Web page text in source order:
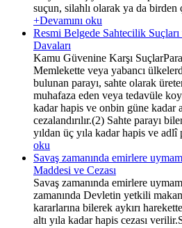
suçun, silahlı olarak ya da
+Devamını oku
Resmi Belgede Sahtecilik
Davaları
Kamu Güvenine Karşı
Memlekette veya yabancı
bulunan parayı, sahte olarak
muhafaza eden veya tedavüle
kadar hapis ve onbin güne kadar
cezalandırılır.(2) Sahte parayı
yıldan üç yıla kadar hapis ve adlî
oku
Savaş zamanında emirlere
Maddesi ve Cezası
Savaş zamanında emirlere
zamanında Devletin yetkili
kararlarına bilerek aykırı
altı yıla kadar hapis cezası